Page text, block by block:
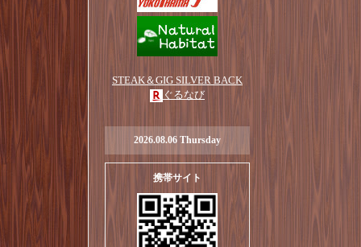
STEAK＆GIG SILVER BACK
ぐるなび
2026.08.06 Thursday
携帯サイト